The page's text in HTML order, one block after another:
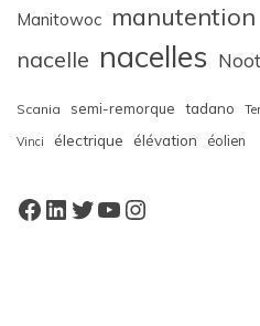
Manitowoc manutention
nacelle nacelles
Scania semi-remorque tadano
Vinci électrique élévation éolien
Facebook
LinkedIn
Twitter
YouTube
Instagram